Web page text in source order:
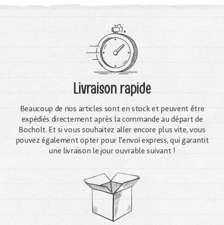
Livraison rapide
Beaucoup de nos articles sont en stock et peuvent être
expédiés directement après la commande au départ de
Bocholt. Et si vous souhaitez aller encore plus vite, vous
pouvez également opter pour l'envoi express, qui garantit
une livraison le jour ouvrable suivant !